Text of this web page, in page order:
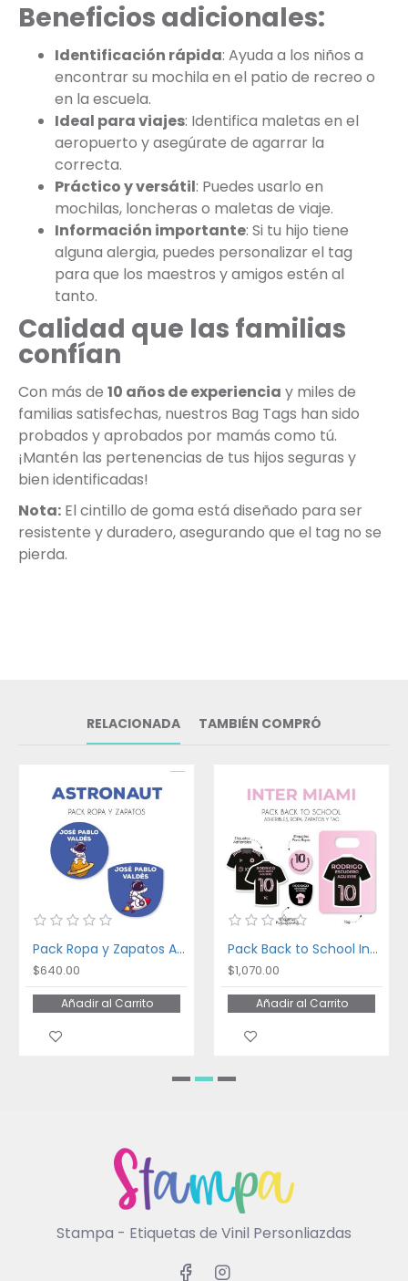
Beneficios adicionales:
Identificación rápida: Ayuda a los niños a
encontrar su mochila en el patio de recreo o
en la escuela.
Ideal para viajes: Identifica maletas en el
aeropuerto y asegúrate de agarrar la
correcta.
Práctico y versátil: Puedes usarlo en
mochilas, loncheras o maletas de viaje.
Información importante: Si tu hijo tiene
alguna alergia, puedes personalizar el tag
para que los maestros y amigos estén al
tanto.
Calidad que las familias
confían
Con más de 10 años de experiencia y miles de
familias satisfechas, nuestros Bag Tags han sido
probados y aprobados por mamás como tú.
¡Mantén las pertenencias de tus hijos seguras y
bien identificadas!
Nota: El cintillo de goma está diseñado para ser
resistente y duradero, asegurando que el tag no se
pierda.
RELACIONADA TAMBIÉN COMPRÓ
Pack Ropa y Zapatos Astronaut
$640.00
Añadir al Carrito
Pack Back to School Inter Miami
$1,070.00
Añadir al Carrito
Stampa - Etiquetas de Vinil Personliazdas